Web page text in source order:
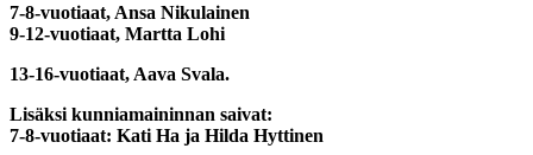
7-8-vuotiaat, Ansa Nikulainen
9-12-vuotiaat, Martta Lohi
13-16-vuotiaat, Aava Svala.
Lisäksi kunniamaininnan saivat:
7-8-vuotiaat: Kati Ha ja Hilda Hyttinen